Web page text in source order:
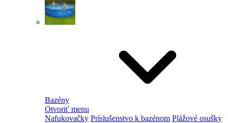
Bazény
Otvoriť menu
Nafukovačky Príslušenstvo k bazénom Plážové osušky